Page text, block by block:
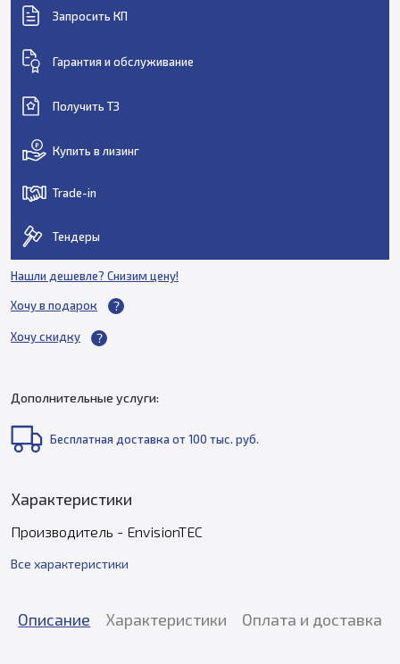
Запросить КП
Гарантия и обслуживание
Получить ТЗ
Купить в лизинг
Trade-in
Тендеры
Нашли дешевле? Снизим цену!
Хочу в подарок
Хочу скидку
Дополнительные услуги:
Бесплатная доставка от 100 тыс. руб.
Характеристики
Производитель - EnvisionTEC
Все характеристики
Описание Характеристики Оплата и доставка